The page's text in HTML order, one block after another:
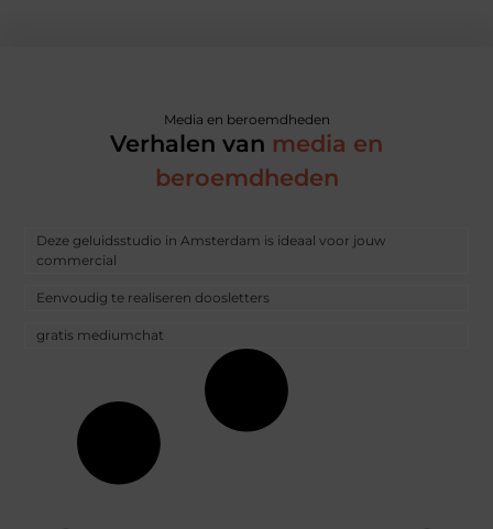
Media en beroemdheden
Verhalen van media en
beroemdheden
Deze geluidsstudio in Amsterdam is ideaal voor jouw
commercial
Eenvoudig te realiseren doosletters
gratis mediumchat